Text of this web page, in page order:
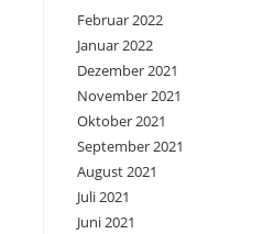
Februar 2022
Januar 2022
Dezember 2021
November 2021
Oktober 2021
September 2021
August 2021
Juli 2021
Juni 2021